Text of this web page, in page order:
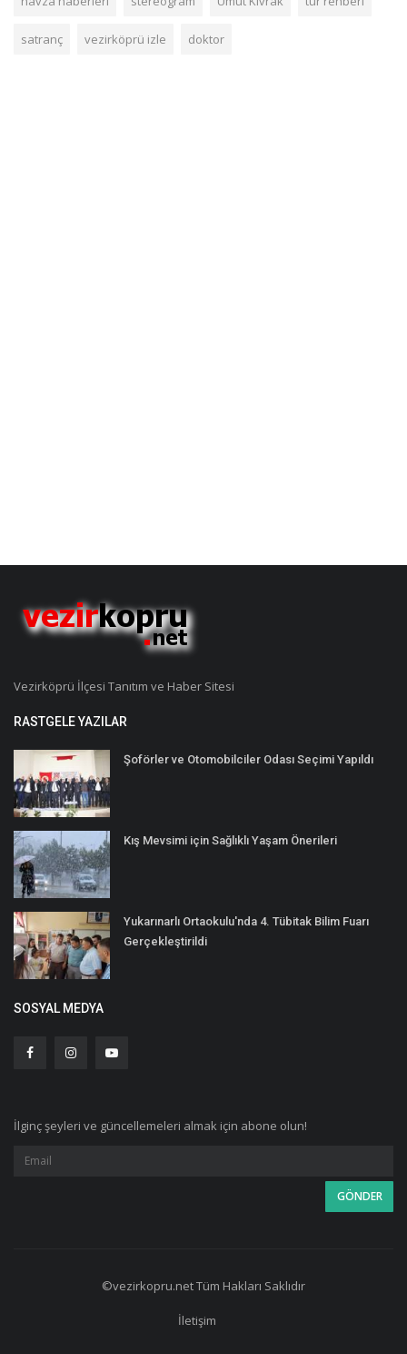
satranç vezirköprü izle doktor
Vezirköprü İlçesi Tanıtım ve Haber Sitesi
RASTGELE YAZILAR
Şoförler ve Otomobilciler Odası Seçimi Yapıldı
Kış Mevsimi için Sağlıklı Yaşam Önerileri
Yukarınarlı Ortaokulu'nda 4. Tübitak Bilim Fuarı
Gerçekleştirildi
SOSYAL MEDYA
İlginç şeyleri ve güncellemeleri almak için abone olun!
©vezirkopru.net Tüm Hakları Saklıdır
İletişim